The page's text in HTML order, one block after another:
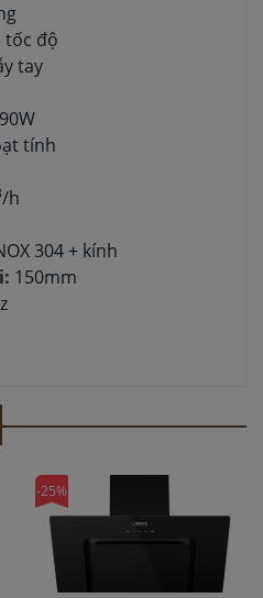
tốc độ
tay
tính
/h
304 + kính
150mm
-25%